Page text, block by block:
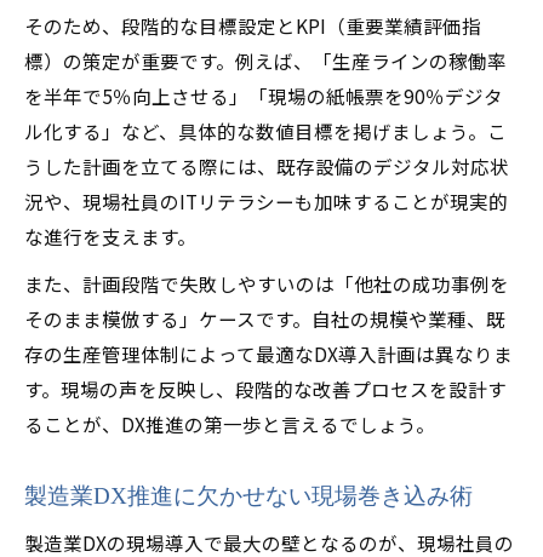
そのため、段階的な目標設定とKPI（重要業績評価指
標）の策定が重要です。例えば、「生産ラインの稼働率
を半年で5％向上させる」「現場の紙帳票を90％デジタ
ル化する」など、具体的な数値目標を掲げましょう。こ
うした計画を立てる際には、既存設備のデジタル対応状
況や、現場社員のITリテラシーも加味することが現実的
な進行を支えます。
また、計画段階で失敗しやすいのは「他社の成功事例を
そのまま模倣する」ケースです。自社の規模や業種、既
存の生産管理体制によって最適なDX導入計画は異なりま
す。現場の声を反映し、段階的な改善プロセスを設計す
ることが、DX推進の第一歩と言えるでしょう。
製造業DX推進に欠かせない現場巻き込み術
製造業DXの現場導入で最大の壁となるのが、現場社員の